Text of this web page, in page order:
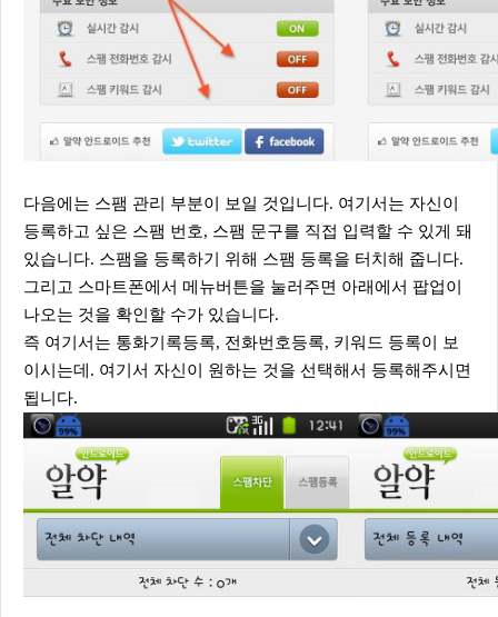
다음에는 스팸 관리 부분이 보일 것입니다. 여기서는 자신이
등록하고 싶은 스팸 번호, 스팸 문구를 직접 입력할 수 있게 돼
있습니다. 스팸을 등록하기 위해 스팸 등록을 터치해 줍니다.
그리고 스마트폰에서 메뉴버튼을 눌러주면 아래에서 팝업이
나오는 것을 확인할 수가 있습니다.
즉 여기서는 통화기록등록, 전화번호등록, 키워드 등록이 보
이시는데. 여기서 자신이 원하는 것을 선택해서 등록해주시면
됩니다.